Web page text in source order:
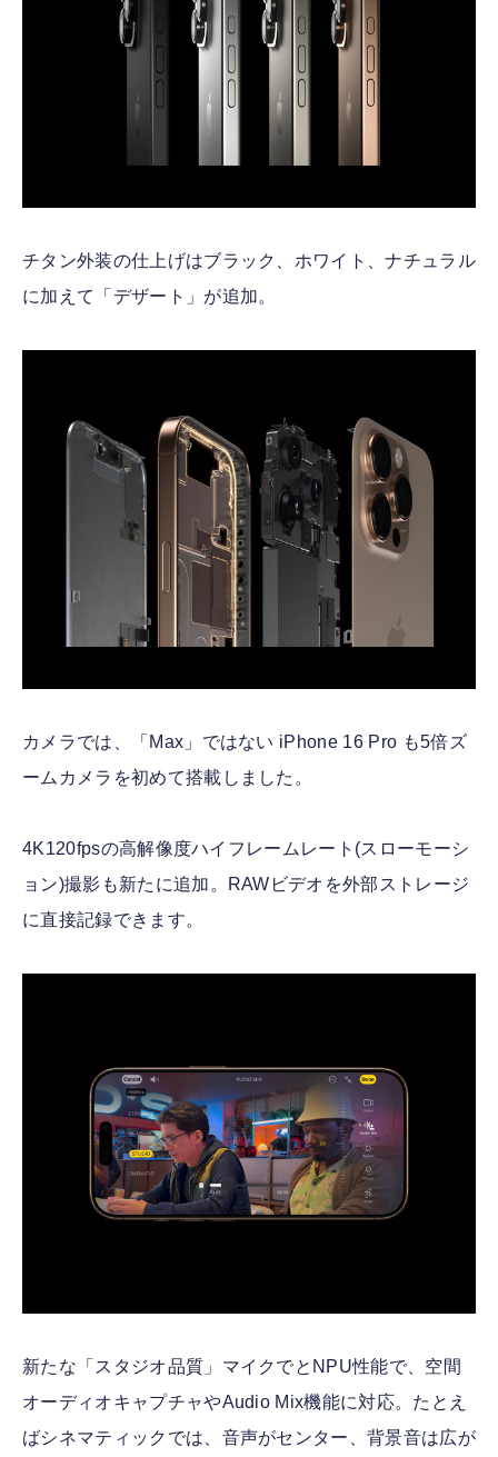
チタン外装の仕上げはブラック、ホワイト、ナチュラル
に加えて「デザート」が追加。
カメラでは、「Max」ではない iPhone 16 Pro も5倍ズ
ームカメラを初めて搭載しました。
4K120fpsの高解像度ハイフレームレート(スローモーシ
ョン)撮影も新たに追加。RAWビデオを外部ストレージ
に直接記録できます。
新たな「スタジオ品質」マイクでとNPU性能で、空間
オーディオキャプチャやAudio Mix機能に対応。たとえ
ばシネマティックでは、音声がセンター、背景音は広が